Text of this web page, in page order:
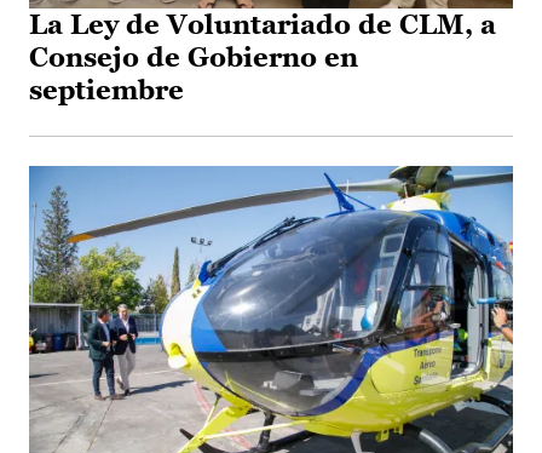
La Ley de Voluntariado de CLM, a
Consejo de Gobierno en
septiembre